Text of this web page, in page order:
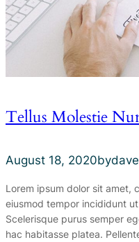
Tellus Molestie
August 18, 2020by
Lorem ipsum dolor sit amet,
eiusmod tempor incididunt
Scelerisque purus semper
hac habitasse platea.